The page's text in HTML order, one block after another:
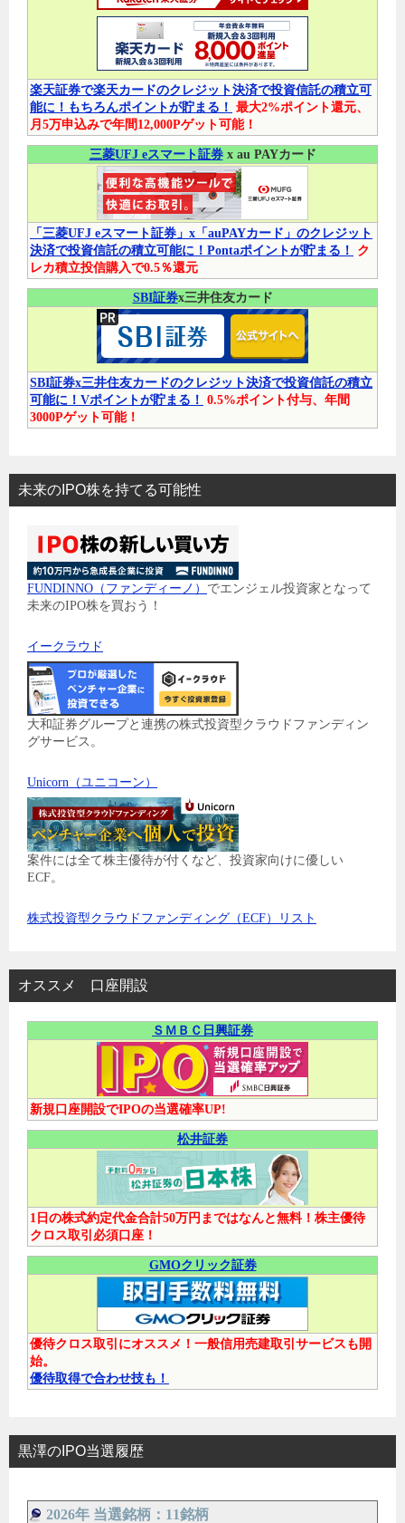
楽天証券で楽天カードのクレジット決済で投資信託の積立可
能に！もちろんポイントが貯まる！ 最大2%ポイント還元、
月5万申込みで年間12,000Pゲット可能！
三菱UFJ eスマート証券x au PAYカード
「三菱UFJ eスマート証券」x「auPAYカード」のクレジット
決済で投資信託の積立可能に！Pontaポイントが貯まる！
ク
レカ積立投信購入で0.5％還元
SBI証券x三井住友カード
SBI証券x三井住友カードのクレジット決済で投資信託の積立
可能に！Vポイントが貯まる！ 0.5%ポイント付与、年間
3000Pゲット可能！
未来のIPO株を持てる可能性
FUNDINNO（ファンディーノ） でエンジェル投資家となって
未来のIPO株を買おう！
イークラウド
大和証券グループと連携の株式投資型クラウドファンディン
グサービス。
Unicorn（ユニコーン）
案件には全て株主優待が付くなど、投資家向けに優しい
ECF。
株式投資型クラウドファンディング（ECF）リスト
オススメ 口座開設
ＳＭＢＣ日興証券
新規口座開設でIPOの当選確率UP!
松井証券
1日の株式約定代金合計50万円まではなんと無料！株主優待
クロス取引必須口座！
GMOクリック証券
優待クロス取引にオススメ！一般信用売建取引サービスも開
始。
優待取得で合わせ技も！
黒澤のIPO当選履歴
2026年 当選銘柄：11銘柄